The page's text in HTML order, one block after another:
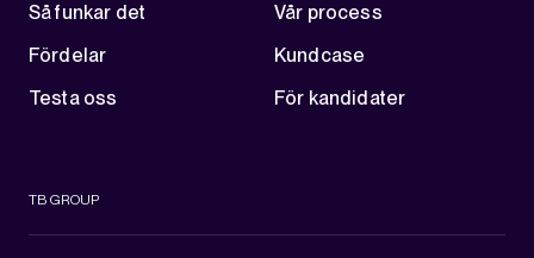
Så funkar det
Vår process
Fördelar
Kundcase
Testa oss
För kandidater
TB GROUP